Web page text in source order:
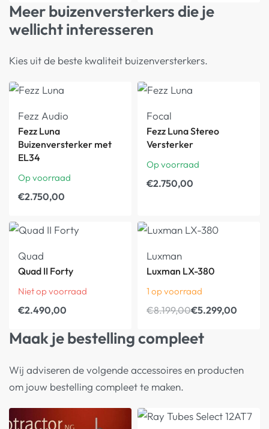
Meer buizenversterkers die je
wellicht interesseren
Kies uit de beste kwaliteit buizenversterkers.
Fezz Audio
Fezz Luna
Buizenversterker met
EL34
Op voorraad
€2.750,00
Focal
Fezz Luna Stereo
Versterker
Op voorraad
€2.750,00
Quad
Quad II Forty
Niet op voorraad
€2.490,00
Luxman
Luxman LX-380
1 op voorraad
€8.199,00€5.299,00
Maak je bestelling compleet
Wij adviseren de volgende accessoires en producten
om jouw bestelling compleet te maken.